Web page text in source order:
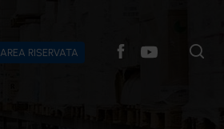
AREA RISERVATA